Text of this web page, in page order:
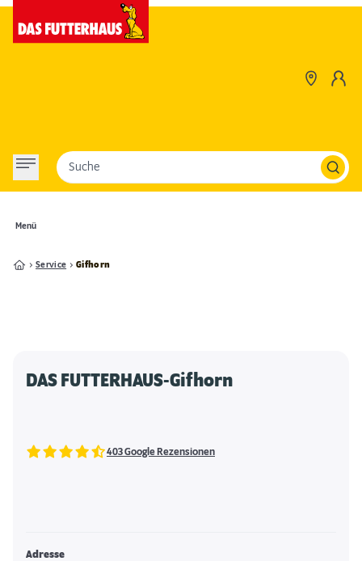
Menü
Suche
Service Gifhorn
DAS FUTTERHAUS-Gifhorn
403 Google Rezensionen
Adresse